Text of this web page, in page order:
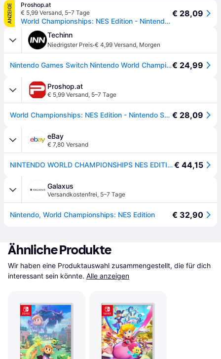
ANZEIGE
Proshop.at
€ 5,99 Versand, 5–7 Tage
World Championships: NES Edition - Nintendo Switch - Samlung - PEGI Unknown
€ 28,09
Techinn
Niedrigster Preis·€ 4,99 Versand, Morgen
Nintendo Games Switch Nintendo World Championships Nes Edition - Import Durchsichtig PAL€ 24,99
Proshop.at
€ 5,99 Versand, 5–7 Tage
World Championships: NES Edition - Nintendo Switch - Samlung - PEGI Unknown € 28,09
eBay
€ 7,80 Versand
NINTENDO WORLD CHAMPIONSHIPS NES EDITION Juego Fisico Nintendo Switch PAL ES€ 44,15
Galaxus
Versandkostenfrei, 5–7 Tage
Nintendo, World Championships: NES Edition € 32,90
Ähnliche Produkte
Wir haben eine Produktauswahl zusammengestellt, die für dich
interessant sein könnte. Alle anzeigen